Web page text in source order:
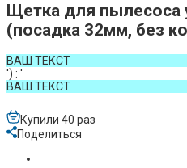
Щетка для пылесоса
(посадка 32мм, без
ВАШ ТЕКСТ
') : '
ВАШ ТЕКСТ
Купили 40 раз
Поделиться